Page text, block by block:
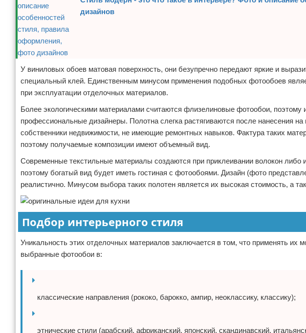
дизайнов
У виниловых обоев матовая поверхность, они безупречно передают яркие и
специальный клей. Единственным минусом применения подобных фотообоев
при эксплуатации отделочных материалов.
Более экологическими материалами считаются флизелиновые фотообои, поэтому
профессиональные дизайнеры. Полотна слегка растягиваются после нанесения
собственники недвижимости, не имеющие ремонтных навыков. Фактура таких
поэтому получаемые композиции имеют объемный вид.
Современные текстильные материалы создаются при приклеивании волокон либо
поэтому богатый вид будет иметь гостиная с фотообоями. Дизайн (фото
реалистично. Минусом выбора таких полотен является их высокая стоимость, а
Подбор интерьерного стиля
Уникальность этих отделочных материалов заключается в том, что применять
выбранные фотообои в:
классические направления (рококо, барокко, ампир, неоклассику, классику);
этнические стили (арабский, африканский, японский, скандинавский,